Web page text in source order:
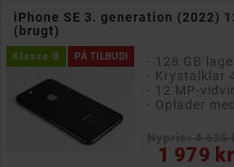
iPhone SE 3. generation (2022)
(brugt)
PÅ TILBUD!
Klasse B
- 128 GB
- Krystalklar
- 12 MP-
- Oplader
1 979 kr
Pris